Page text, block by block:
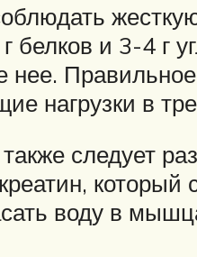
и 3-4 г
нагрузки в
следует
который
воду в